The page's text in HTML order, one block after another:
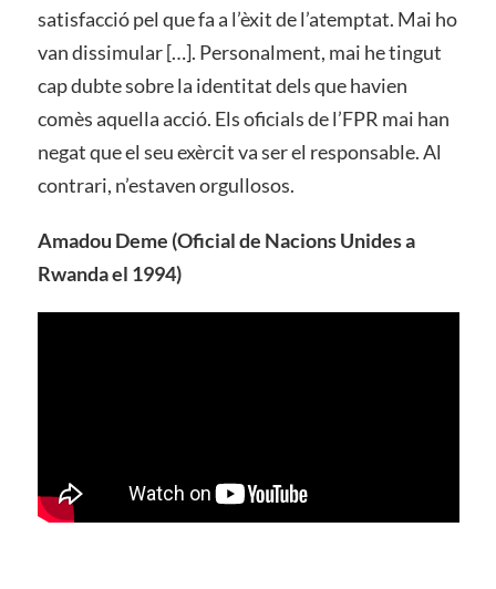
satisfacció pel que fa a l’èxit de l’atemptat. Mai ho
van dissimular […]. Personalment, mai he tingut
cap dubte sobre la identitat dels que havien
comès aquella acció. Els oficials de l’FPR mai han
negat que el seu exèrcit va ser el responsable. Al
contrari, n’estaven orgullosos.
Amadou Deme (Oficial de Nacions Unides a
Rwanda el 1994)